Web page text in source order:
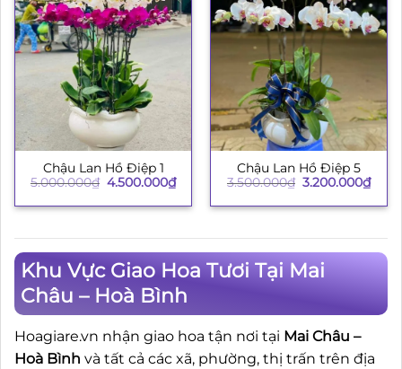
Chậu Lan Hồ Điệp 1
5.000.000₫ Giá
là:
4.500.000₫Giá
hiện
tại
Chậu Lan Hồ Điệp 5
3.500.000₫ Giá
là:
3.200.000₫Giá
hiện
tại
Khu Vực Giao Hoa Tươi Tại Mai
Châu – Hoà Bình
Hoagiare.vn nhận giao hoa tận nơi tại Mai Châu –
Hoà Bình và tất cả các xã, phường, thị trấn trên địa